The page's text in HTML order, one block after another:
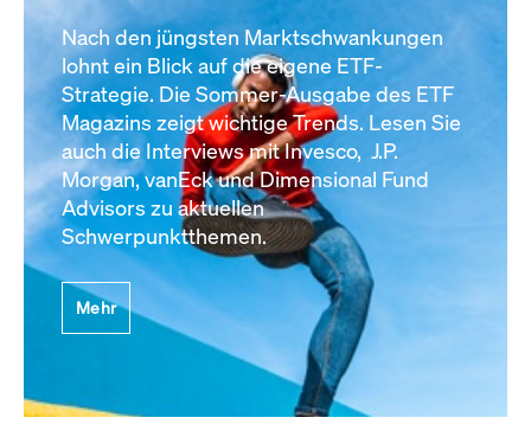
Nach den jüngsten Marktschwankungen
lohnt ein Blick auf die eigene ETF-
Strategie. Die Sommer-Ausgabe des ETF
Magazins zeigt wichtige Trends. Lesen Sie
auch die Interviews mit Invesco, J.P.
Morgan, vanEck und Dimensional Fund
Advisors zu aktuellen
Schwerpunktthemen.
Mehr